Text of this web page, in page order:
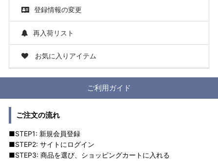
登録情報の変更
再入荷リスト
お気に入りアイテム
ご利用ガイド
ご注文の流れ
■STEP1: 新規会員登録
■STEP2: サイトにログイン
■STEP3: 商品を選び、ショッピングカートに入れる